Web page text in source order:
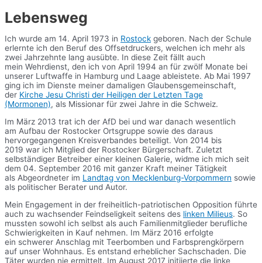
Lebensweg
Ich wurde am 14. April 1973 in Rostock geboren. Nach der Schule
erlernte ich den Beruf des Offsetdruckers, welchen ich mehr als
zwei Jahrzehnte lang ausübte. In diese Zeit fällt auch
mein Wehrdienst, den ich von April 1994 an für zwölf Monate bei
unserer Luftwaffe in Hamburg und Laage ableistete. Ab Mai 1997
ging ich im Dienste meiner damaligen Glaubensgemeinschaft,
der Kirche Jesu Christi der Heiligen der Letzten Tage
(Mormonen), als Missionar für zwei Jahre in die Schweiz.
Im März 2013 trat ich der AfD bei und war danach wesentlich
am Aufbau der Rostocker Ortsgruppe sowie des daraus
hervorgegangenen Kreisverbandes beteiligt. Von 2014 bis
2019 war ich Mitglied der Rostocker Bürgerschaft. Zuletzt
selbständiger Betreiber einer kleinen Galerie, widme ich mich seit
dem 04. September 2016 mit ganzer Kraft meiner Tätigkeit
als Abgeordneter im Landtag von Mecklenburg-Vorpommern sowie
als politischer Berater und Autor.
Mein Engagement in der freiheitlich-patriotischen Opposition führte
auch zu wachsender Feindseligkeit seitens des linken Milieus. So
mussten sowohl ich selbst als auch Familienmitglieder berufliche
Schwierigkeiten in Kauf nehmen. Im März 2016 erfolgte
ein schwerer Anschlag mit Teerbomben und Farbsprengkörpern
auf unser Wohnhaus. Es entstand erheblicher Sachschaden. Die
Täter wurden nie ermittelt. Im August 2017 initiierte die linke